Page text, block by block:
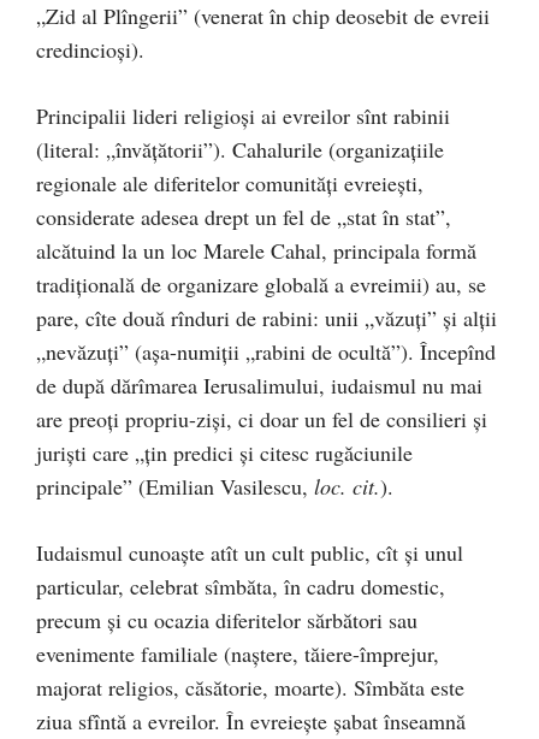
„Zid al Plîngerii” (venerat în chip deosebit de evreii
credincioși).
Principalii lideri religioși ai evreilor sînt rabinii
(literal: „învățătorii”). Cahalurile (organizațiile
regionale ale diferitelor comunități evreiești,
considerate adesea drept un fel de „stat în stat”,
alcătuind la un loc Marele Cahal, principala formă
tradițională de organizare globală a evreimii) au, se
pare, cîte două rînduri de rabini: unii „văzuți” și alții
„nevăzuți” (așa-numiții „rabini de ocultă”). Începînd
de după dărîmarea Ierusalimului, iudaismul nu mai
are preoți propriu-ziși, ci doar un fel de consilieri și
juriști care „țin predici și citesc rugăciunile
principale” (Emilian Vasilescu, loc. cit.).
Iudaismul cunoaște atît un cult public, cît și unul
particular, celebrat sîmbăta, în cadru domestic,
precum și cu ocazia diferitelor sărbători sau
evenimente familiale (naștere, tăiere-împrejur,
majorat religios, căsătorie, moarte). Sîmbăta este
ziua sfîntă a evreilor. În evreiește șabat înseamnă